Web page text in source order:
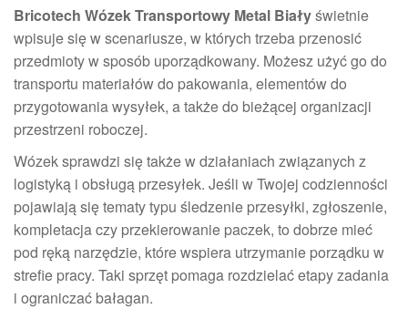
Bricotech Wózek Transportowy Metal Białyświetnie
wpisuje się w scenariusze, w których trzeba przenosić
przedmioty w sposób uporządkowany. Możesz użyć go do
transportu materiałów do pakowania, elementów do
przygotowania wysyłek, a także do bieżącej organizacji
przestrzeni roboczej.
Wózek sprawdzi się także w działaniach związanych z
logistyką i obsługą przesyłek. Jeśli w Twojej codzienności
pojawiają się tematy typu śledzenie przesyłki, zgłoszenie,
kompletacja czy przekierowanie paczek, to dobrze mieć
pod ręką narzędzie, które wspiera utrzymanie porządku w
strefie pracy. Taki sprzęt pomaga rozdzielać etapy zadania
i ograniczać bałagan.